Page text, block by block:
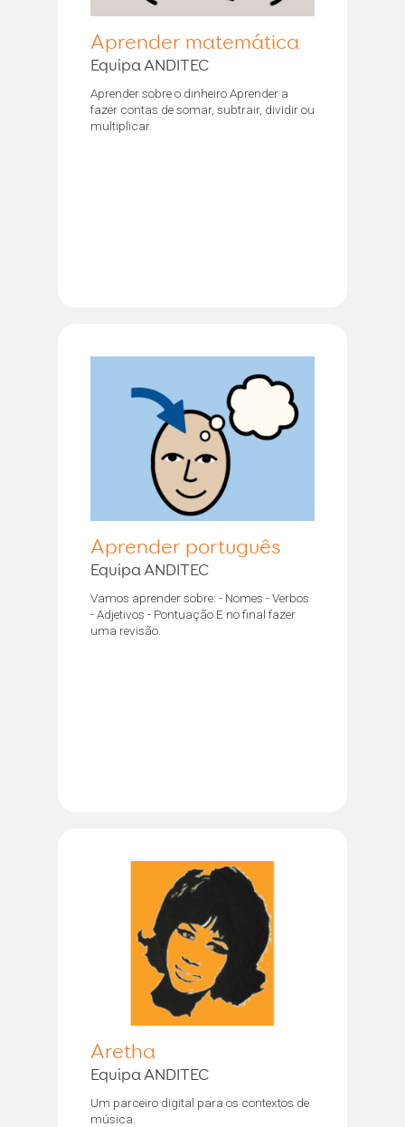
Aprender matemática
Equipa ANDITEC
Aprender sobre o dinheiro Aprender a
fazer contas de somar, subtrair, dividir ou
multiplicar.
Aprender português
Equipa ANDITEC
Vamos aprender sobre: - Nomes - Verbos
- Adjetivos - Pontuação E no final fazer
uma revisão.
Aretha
Equipa ANDITEC
Um parceiro digital para os contextos de
música.